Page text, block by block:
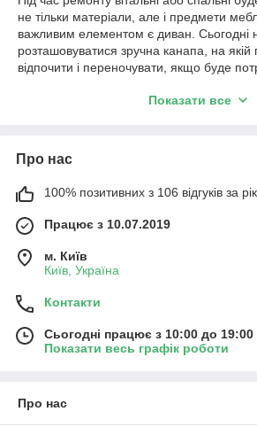
не тільки матеріали, але і предмети
важливим елементом є диван. Сьогодні
розташовуватися зручна канапа, на якій
відпочити і переночувати, якщо буде
інтернеті. Там представлені великі
найрізноманітніші моделі диванів.
типу механізму;
призначенню;
розмірами;
матеріалами оббивки, каркаса;
матеріалу наповнення.
Це шість основних критеріїв, на які
перерахованих параметрів, а також
Показати все
Про нас
100% позитивних з 106 відгуків за рік
Працює з 10.07.2019
м. Київ
Київ, Україна
Контакти
Сьогодні працює з 10:00 до 19:00
Показати весь графік роботи
Про нас